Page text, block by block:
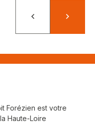
PrécédentSuivant
Forézien est votre
Haute-Loire